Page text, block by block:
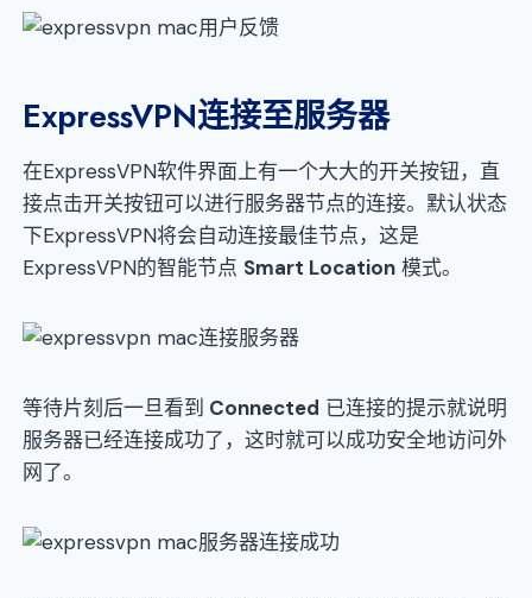
ExpressVPN连接至服务器
在ExpressVPN软件界面上有一个大大的开关按钮，直
接点击开关按钮可以进行服务器节点的连接。默认状态
下ExpressVPN将会自动连接最佳节点，这是
ExpressVPN的智能节点 Smart Location 模式。
等待片刻后一旦看到 Connected 已连接的提示就说明
服务器已经连接成功了，这时就可以成功安全地访问外
网了。